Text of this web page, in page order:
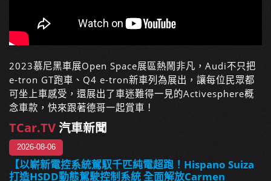
2023慕尼黑車展Open Space展區熱鬧非凡，Audi不只把
e-tron GT跑車、Q4 e-tron新車列為展出，讓每位民眾都
可坐上車感受，還展出了車迷難得一見的Activesphere概
念車款，快來跟著德哥一起賞車！
TCar.TV汽車新聞
2026-08-06
【以嶄新電控系統駕馭千匹純電超跑！Hispano Suiza
打造HSDD動態駕駛控制系統 全面解放Carmen